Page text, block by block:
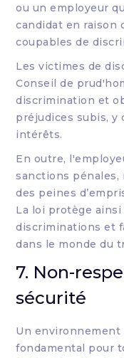
ou un employeur
candidat en raison
coupables de
Les victimes de
Conseil de
discrimination et
préjudices subis, y
intérêts.
En outre,
sanctions pénales,
des peines
La loi protège
discriminations et
dans le monde du
7. Non-
sécurité
Un
fondamental pour